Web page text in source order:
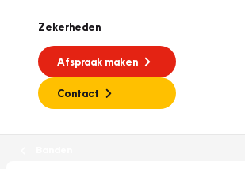
Zekerheden
Afspraak maken
Contact